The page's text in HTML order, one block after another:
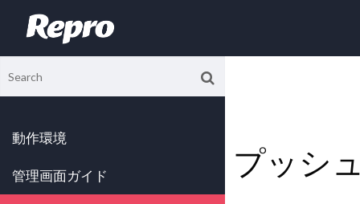
動作環境
管理画面ガイド プッシ